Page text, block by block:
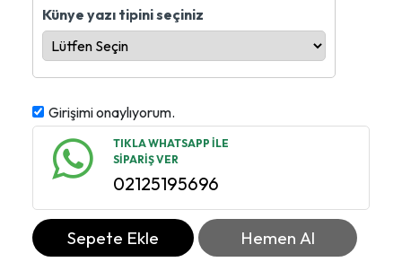
Künye yazı tipini seçiniz
Girişimi onaylıyorum.
TIKLA WHATSAPP İLE
SİPARİŞ VER
02125195696
Sepete Ekle Hemen Al